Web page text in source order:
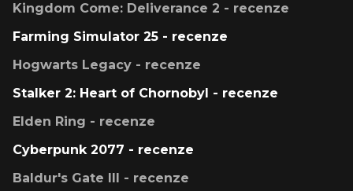
Kingdom Come: Deliverance 2 - recenze
Farming Simulator 25 - recenze
Hogwarts Legacy - recenze
Stalker 2: Heart of Chornobyl - recenze
Elden Ring - recenze
Cyberpunk 2077 - recenze
Baldur's Gate III - recenze